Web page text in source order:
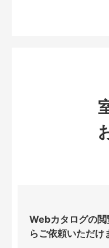
Webカタログの
らご依頼いただけ